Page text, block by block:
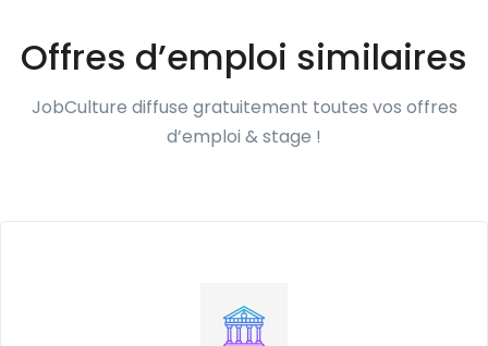
Offres d’emploi similaires
JobCulture diffuse gratuitement toutes vos offres
d’emploi & stage !